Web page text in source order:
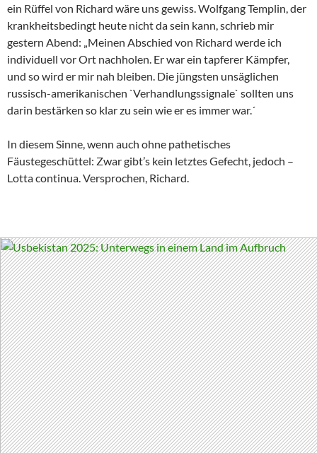
ein Rüffel von Richard wäre uns gewiss. Wolfgang Templin, der
krankheitsbedingt heute nicht da sein kann, schrieb mir
gestern Abend: „Meinen Abschied von Richard werde ich
individuell vor Ort nachholen. Er war ein tapferer Kämpfer,
und so wird er mir nah bleiben. Die jüngsten unsäglichen
russisch-amerikanischen `Verhandlungssignale` sollten uns
darin bestärken so klar zu sein wie er es immer war.´
In diesem Sinne, wenn auch ohne pathetisches
Fäustegeschüttel: Zwar gibt’s kein letztes Gefecht, jedoch –
Lotta continua. Versprochen, Richard.